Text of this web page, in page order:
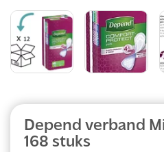
Depend verband
168 stuks